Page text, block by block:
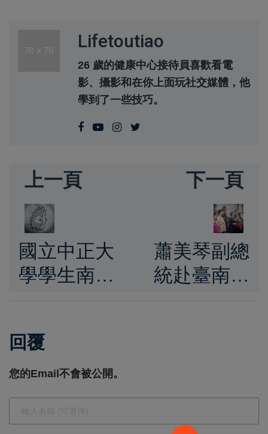
Lifetoutiao
26 歲的健康中心接待員喜歡看電
影、攝影和在你上面玩社交媒體，他
學到了一些技巧。
上一頁
國立中正大
學學生南投
小旅行」
騎行紀念離
世同學化思
念為前行力
下一頁
蕭美琴副總
統赴臺南廟
回覆
您的Email不會被公開。
×